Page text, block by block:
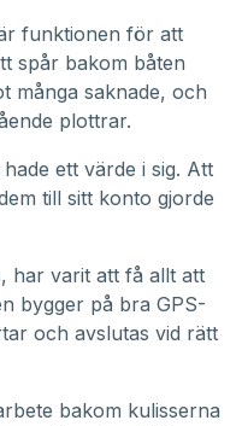
funktionen för att
spår bakom båten
många saknade, och
plottrar.
ett värde i sig. Att
till sitt konto gjorde
har varit att få allt att
bygger på bra GPS-
och avslutas vid rätt
bakom kulisserna